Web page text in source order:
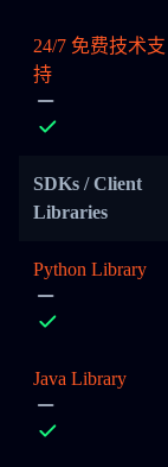
24/7 免费技术支
持
SDKs / Client
Libraries
Python Library
Java Library